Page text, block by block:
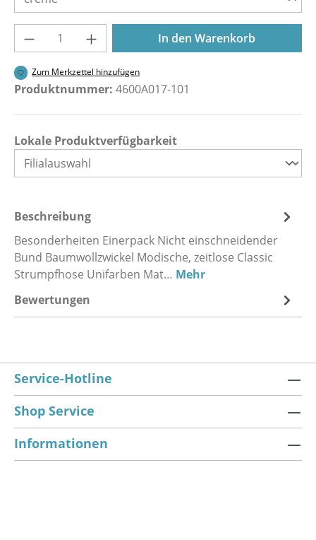
Produkt Anzahl: Gib den gewünschten
In den Warenkorb
Zum Merkzettel hinzufügen
Produktnummer: 4600A017-101
Lokale Produktverfügbarkeit
Beschreibung
Besonderheiten Einerpack Nicht einschneidender
Bund Baumwollzwickel Modische, zeitlose Classic
Strumpfhose Unifarben Mat… Mehr
Bewertungen
Service-Hotline
Shop Service
Informationen